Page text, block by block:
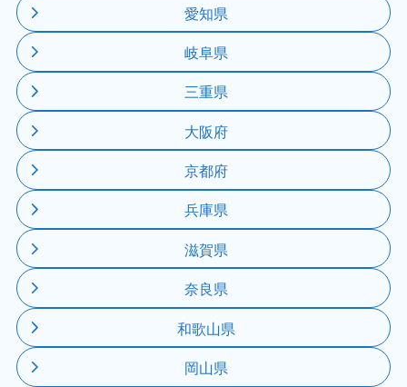
愛知県
岐阜県
三重県
大阪府
京都府
兵庫県
滋賀県
奈良県
和歌山県
岡山県